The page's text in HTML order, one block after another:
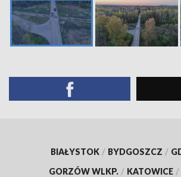
BIAŁYSTOK / BYDGOSZCZ /
GORZÓW WLKP. / KATOWICE /